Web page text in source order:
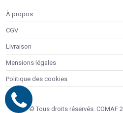
À propos
CGV
Livraison
Mensions légales
Politique des cookies
Contacts
© Tous droits réservés. COMAF